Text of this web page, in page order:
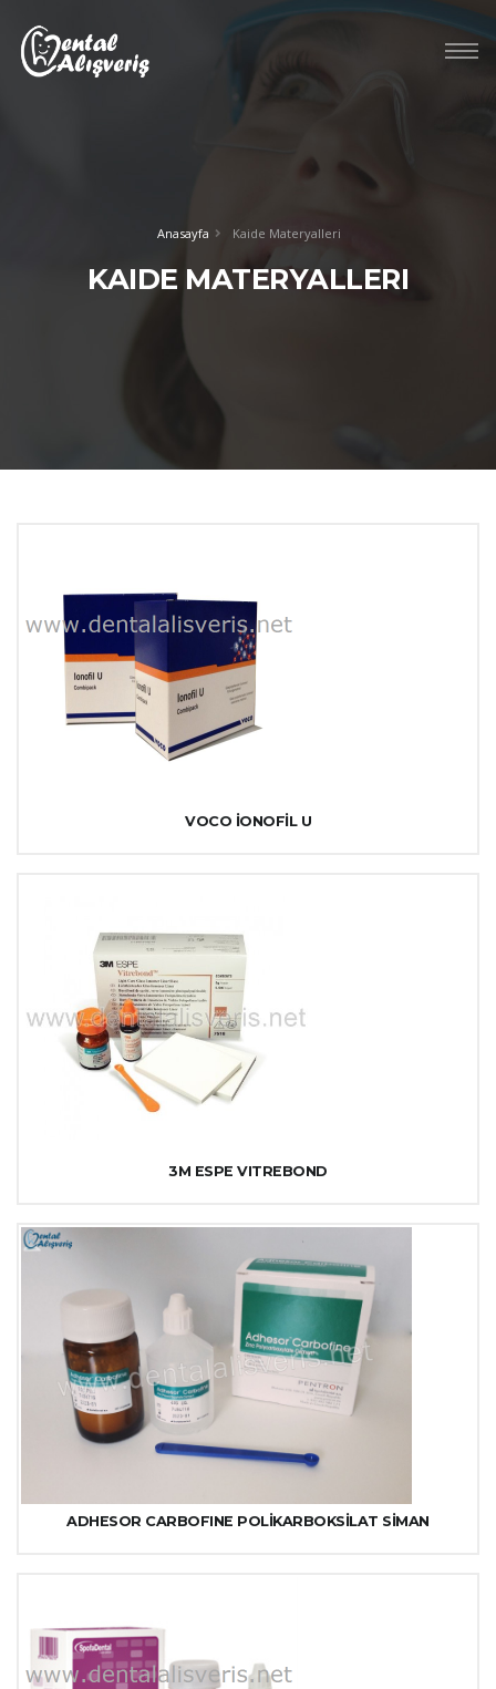
Anasayfa Kaide Materyalleri
KAIDE MATERYALLERI
VOCO İONOFİL U
3M ESPE VITREBOND
ADHESOR CARBOFINE POLİKARBOKSİLAT SİMAN